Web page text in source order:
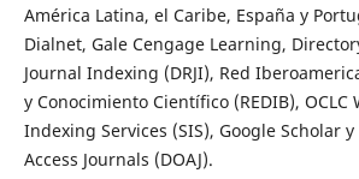
América Latina, el Caribe, España y
Dialnet, Gale Cengage Learning,
Journal Indexing (DRJI), Red
y Conocimiento Científico (REDIB),
Indexing Services (SIS), Google Scholar
Access Journals (DOAJ).